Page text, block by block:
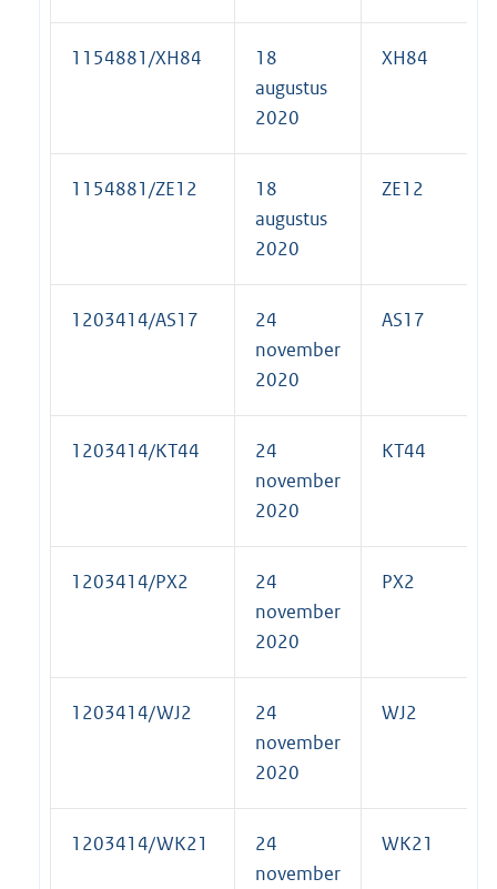
1154881/XH84
18
augustus
2020
XH84
1154881/ZE12
18
augustus
2020
ZE12
1203414/AS17
24
november
2020
AS17
1203414/KT44
24
november
2020
KT44
1203414/PX2
24
november
2020
PX2
1203414/WJ2
24
november
2020
WJ2
1203414/WK21
24
november
WK21